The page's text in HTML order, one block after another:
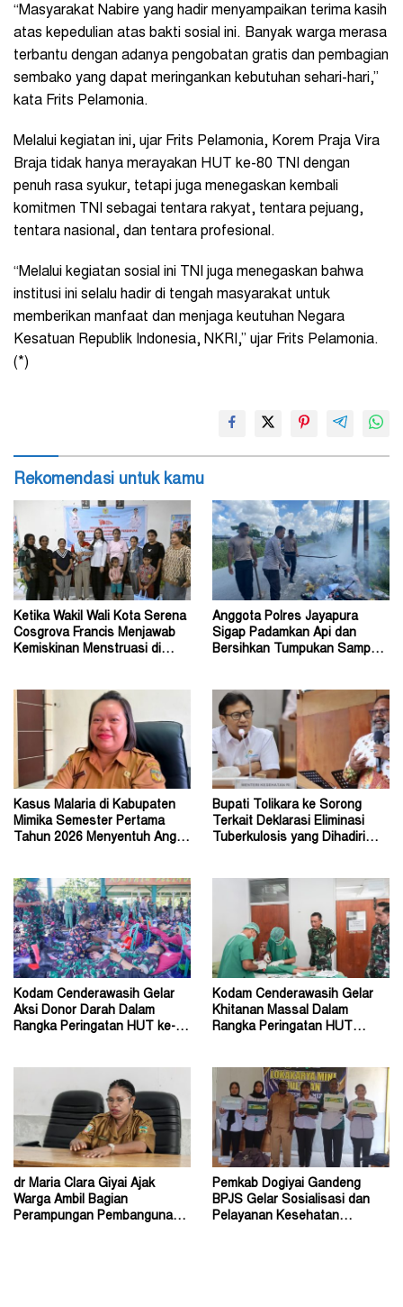
“Masyarakat Nabire yang hadir menyampaikan terima kasih
atas kepedulian atas bakti sosial ini. Banyak warga merasa
terbantu dengan adanya pengobatan gratis dan pembagian
sembako yang dapat meringankan kebutuhan sehari-hari,”
kata Frits Pelamonia.
Melalui kegiatan ini, ujar Frits Pelamonia, Korem Praja Vira
Braja tidak hanya merayakan HUT ke-80 TNI dengan
penuh rasa syukur, tetapi juga menegaskan kembali
komitmen TNI sebagai tentara rakyat, tentara pejuang,
tentara nasional, dan tentara profesional.
“Melalui kegiatan sosial ini TNI juga menegaskan bahwa
institusi ini selalu hadir di tengah masyarakat untuk
memberikan manfaat dan menjaga keutuhan Negara
Kesatuan Republik Indonesia, NKRI,” ujar Frits Pelamonia.
(*)
Rekomendasi untuk kamu
Ketika Wakil Wali Kota Serena
Cosgrova Francis Menjawab
Kemiskinan Menstruasi di
Anggota Polres Jayapura
Sigap Padamkan Api dan
Bersihkan Tumpukan Sampah
Kasus Malaria di Kabupaten
Mimika Semester Pertama
Tahun 2026 Menyentuh Angka
Bupati Tolikara ke Sorong
Terkait Deklarasi Eliminasi
Tuberkulosis yang Dihadiri
Kodam Cenderawasih Gelar
Aksi Donor Darah Dalam
Rangka Peringatan HUT ke-63
Kodam Cenderawasih Gelar
Khitanan Massal Dalam
Rangka Peringatan HUT
dr Maria Clara Giyai Ajak
Warga Ambil Bagian
Perampungan Pembangunan
Pemkab Dogiyai Gandeng
BPJS Gelar Sosialisasi dan
Pelayanan Kesehatan